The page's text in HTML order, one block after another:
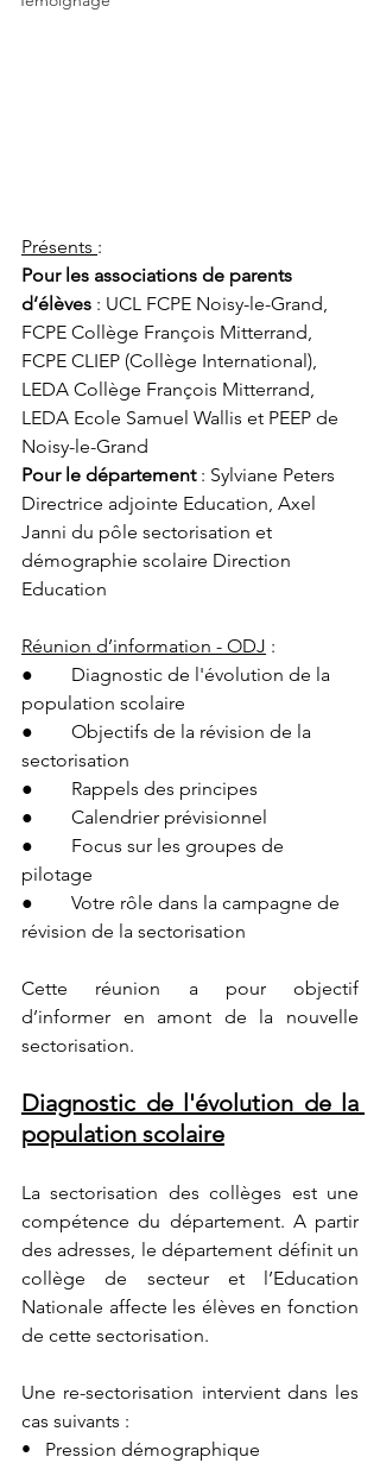
Présents :
Pour les associations de parents
d’élèves : UCL FCPE Noisy-le-Grand,
FCPE Collège François Mitterrand,
FCPE CLIEP (Collège International),
LEDA Collège François Mitterrand,
LEDA Ecole Samuel Wallis et PEEP de
Noisy-le-Grand
Pour le département : Sylviane Peters
Directrice adjointe Education, Axel
Janni du pôle sectorisation et
démographie scolaire Direction
Education
Réunion d’information - ODJ :
●        Diagnostic de l'évolution de la
population scolaire
●        Objectifs de la révision de la
sectorisation
●        Rappels des principes
●        Calendrier prévisionnel
●        Focus sur les groupes de
pilotage
●        Votre rôle dans la campagne de
révision de la sectorisation
Cette réunion a pour objectif
d’informer en amont de la nouvelle
sectorisation.
Diagnostic de l'évolution de la
population scolaire
La sectorisation des collèges est une
compétence du département. A partir
des adresses, le département définit un
collège de secteur et l’Education
Nationale affecte les élèves en fonction
de cette sectorisation.
Une re-sectorisation intervient dans les
cas suivants :
•   Pression démographique